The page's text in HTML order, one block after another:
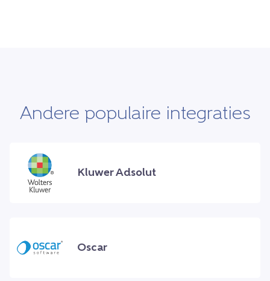
Andere populaire integraties
Kluwer Adsolut
Oscar